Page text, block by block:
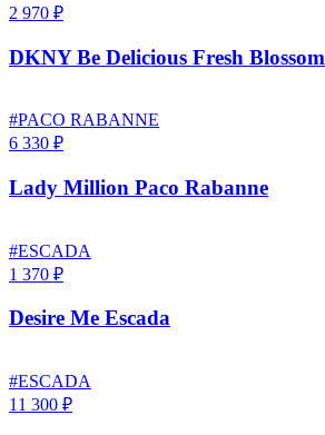
2 970 ₽
DKNY Be Delicious Fresh Blossom
#PACO RABANNE
6 330 ₽
Lady Million Paco Rabanne
#ESCADA
1 370 ₽
Desire Me Escada
#ESCADA
11 300 ₽